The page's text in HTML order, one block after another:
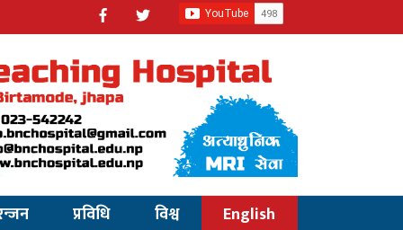
प्रविधि विश्व English